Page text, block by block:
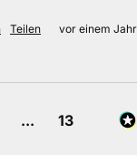
Teilen vor einem Jahr
... 13